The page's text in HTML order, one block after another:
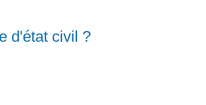
d'état civil ?